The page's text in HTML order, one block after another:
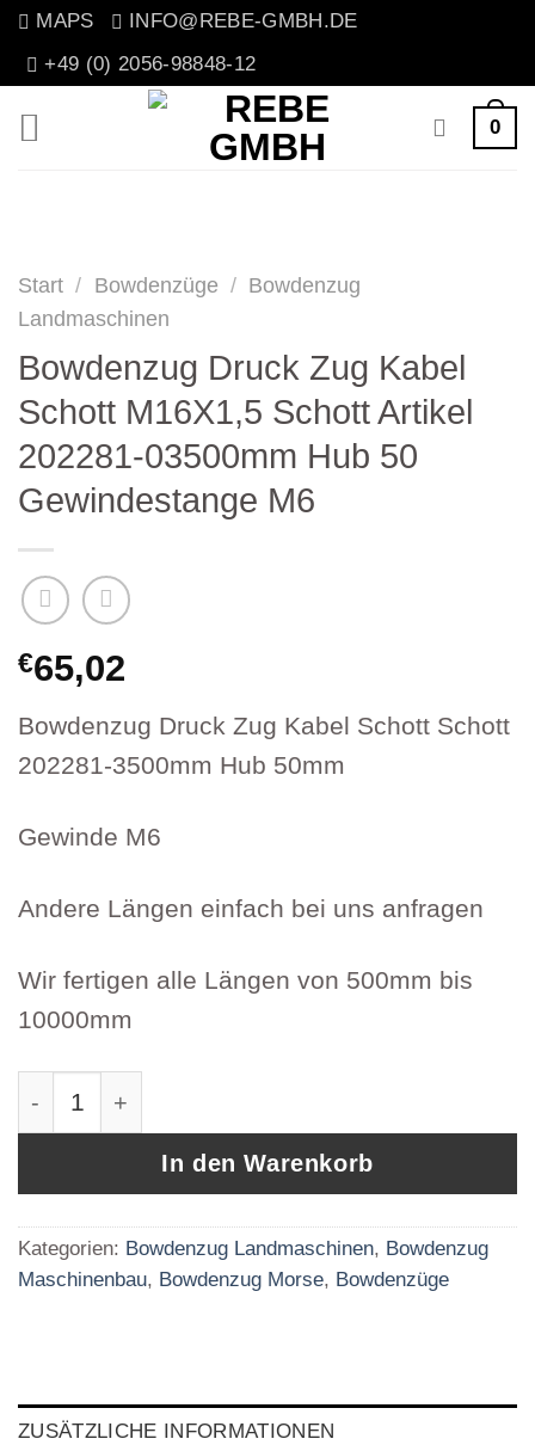
Zum
Inhalt
MAPS
INFO@REBE-GMBH.DE
+49 (0) 2056-98848-12
0
Start / Bowdenzüge / Bowdenzug
Landmaschinen
Bowdenzug Druck Zug Kabel
Schott M16X1,5 Schott Artikel
202281-03500mm Hub 50
Gewindestange M6
€65,02
Bowdenzug Druck Zug Kabel Schott Schott
202281-3500mm Hub 50mm
Gewinde M6
Andere Längen einfach bei uns anfragen
Wir fertigen alle Längen von 500mm bis
10000mm
In den Warenkorb
Kategorien: Bowdenzug Landmaschinen, Bowdenzug
Maschinenbau, Bowdenzug Morse, Bowdenzüge
ZUSÄTZLICHE INFORMATIONEN